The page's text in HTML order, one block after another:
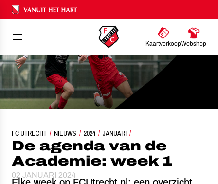
Ons nalatenschap
KaartverkoopWebshop
FC UTRECHT NIEUWS 2024 JANUARI
DE AGENDA VAN DE ACADEMIE: WEEK 1
De agenda van de
Academie: week 1
02 JANUARI 2024